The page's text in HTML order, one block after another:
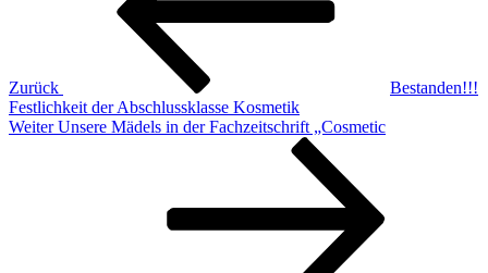
Zurück
Bestanden!!!
Festlichkeit der Abschlussklasse Kosmetik
Nächster
Weiter Unsere Mädels in der Fachzeitschrift „Cosmetic